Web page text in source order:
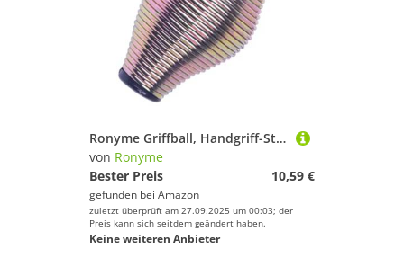
Ronyme Griffball, Handgriff-Stärker, sensorisches Werkzeug für Männer und Frauen, tragbares Krafttrainingsgerät, Hand-, Finger- und Daumentrainer
von Ronyme
Bester Preis
10,59 €
gefunden bei Amazon
zuletzt überprüft am 27.09.2025 um 00:03; der
Preis kann sich seitdem geändert haben.
Keine weiteren Anbieter